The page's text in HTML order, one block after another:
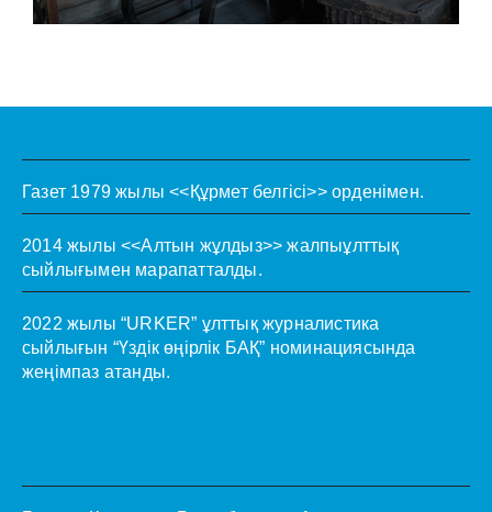
Газет 1979 жылы <<Құрмет белгісі>> орденімен.
2014 жылы <<Алтын жұлдыз>> жалпыұлттық
сыйлығымен марапатталды.
2022 жылы “URKER” ұлттық журналистика
сыйлығын “Үздік өңірлік БАҚ” номинациясында
жеңімпаз атанды.